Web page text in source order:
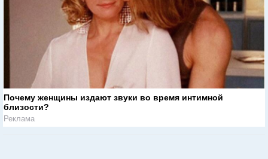
Почему женщины издают звуки во время интимной
близости?
Реклама